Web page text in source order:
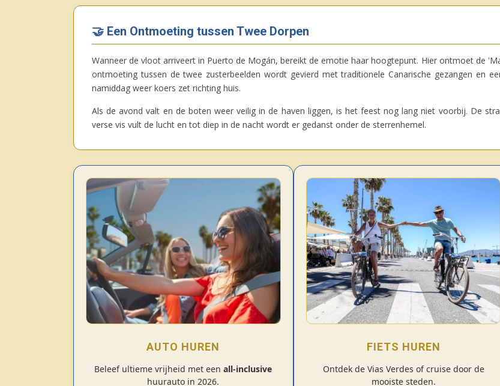
🤝 Een Ontmoeting tussen Twee Dorpen
Wanneer de vloot arriveert in Puerto de Mogán, bereikt de emotie haar hoogtepunt. Hier ontmoet de
ontmoeting tussen de twee zusterbeelden wordt gevierd met traditionele Canarische gezangen en
namiddag weer koers zet richting huis.
Als de avond valt en de boten weer veilig in de haven liggen, is het feest nog lang niet voorbij. De
verse vis vult de lucht en tot diep in de nacht wordt er gedanst onder de sterrenhemel.
AUTO HUREN
Beleef ultieme vrijheid met eenall-inclusive
huurauto in 2026.
FIETS HUREN
Ontdek de Vias Verdes of cruise door de
mooiste steden.